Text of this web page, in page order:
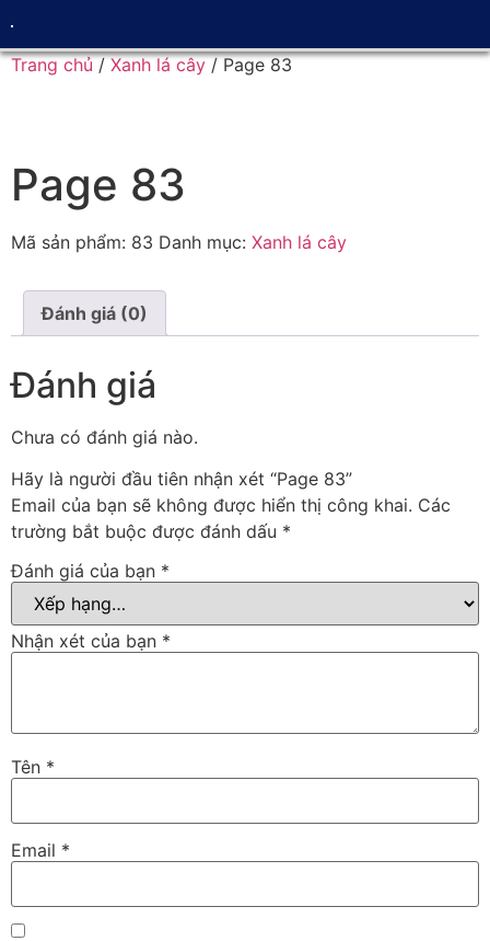
Trang chủ / Xanh lá cây / Page 83
Page 83
Mã sản phẩm: 83 Danh mục: Xanh lá cây
Đánh giá (0)
Đánh giá
Chưa có đánh giá nào.
Hãy là người đầu tiên nhận xét “Page 83”
Email của bạn sẽ không được hiển thị công khai. Các
trường bắt buộc được đánh dấu *
Đánh giá của bạn *
Nhận xét của bạn *
Tên *
Email *